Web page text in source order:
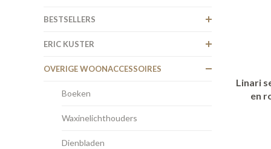
BESTSELLERS
ERIC KUSTER
OVERIGE WOONACCESSOIRES
Boeken
Waxinelichthouders
Dienbladen
Linari
en